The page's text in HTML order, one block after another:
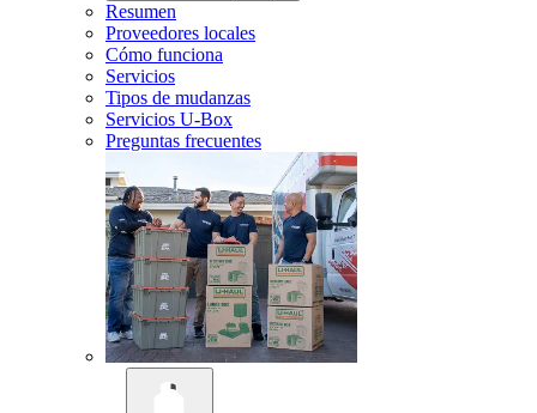
Resumen
Proveedores locales
Cómo funciona
Servicios
Tipos de mudanzas
Servicios U-Box
Preguntas frecuentes